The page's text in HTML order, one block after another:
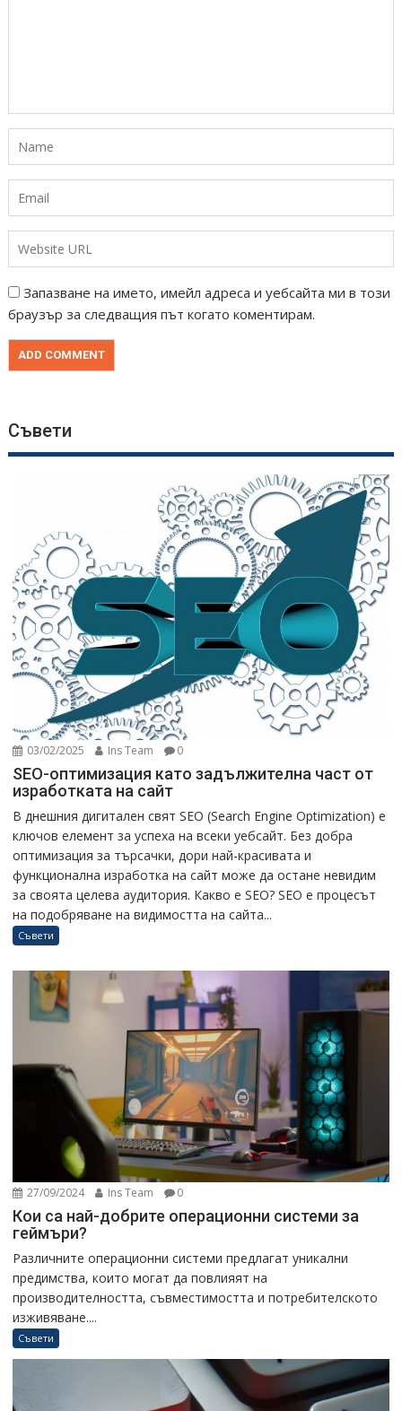
Запазване на името, имейл адреса и уебсайта ми в този
браузър за следващия път когато коментирам.
Съвети
03/02/2025 Ins Team 0
SEO-оптимизация като задължителна част от
изработката на сайт
В днешния дигитален свят SEO (Search Engine Optimization) е
ключов елемент за успеха на всеки уебсайт. Без добра
оптимизация за търсачки, дори най-красивата и
функционална изработка на сайт може да остане невидим
за своята целева аудитория. Какво е SEO? SEO е процесът
на подобряване на видимостта на сайта...
Съвети
27/09/2024 Ins Team 0
Кои са най-добрите операционни системи за
геймъри?
Различните операционни системи предлагат уникални
предимства, които могат да повлияят на
производителността, съвместимостта и потребителското
изживяване....
Съвети